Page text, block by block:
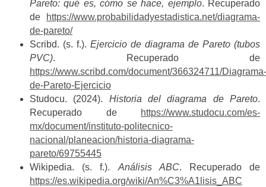
Pareto: qué es, cómo se hace, ejemplo. Recuperado
de
https://www.probabilidadyestadistica.net/diagrama-
de-pareto/
Scribd. (s. f.). Ejercicio de diagrama de Pareto (tubos
PVC). Recuperado de
https://www.scribd.com/document/366324711/Diagrama-
de-Pareto-Ejercicio
Studocu. (2024). Historia del diagrama de Pareto.
Recuperado de
https://www.studocu.com/es-
mx/document/instituto-politecnico-
nacional/planeacion/historia-diagrama-
pareto/69755445
Wikipedia. (s. f.). Análisis ABC. Recuperado de
https://es.wikipedia.org/wiki/An%C3%A1lisis_ABC